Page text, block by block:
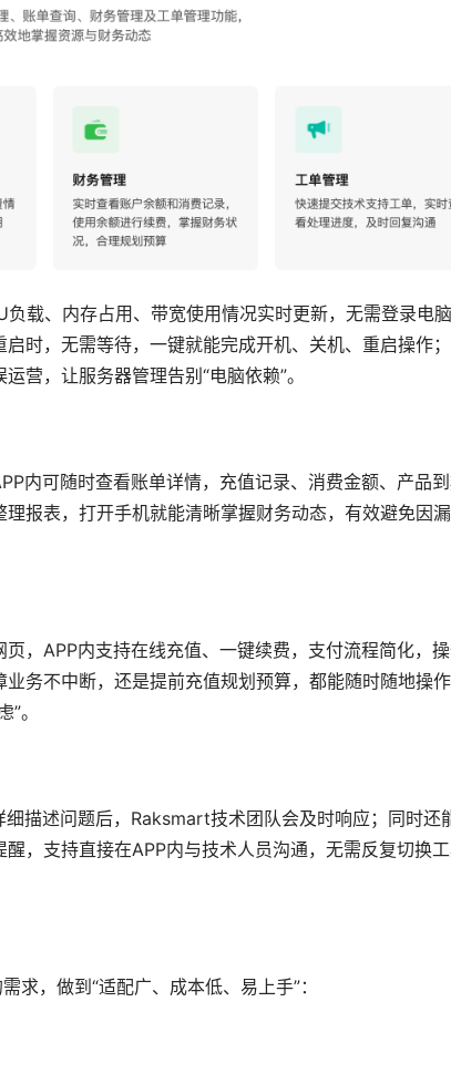
载、内存占用、带宽使用情况实时更新，无需登录电
时，无需等待，一键就能完成开机、关机、重启操作
营，让服务器管理告别“电脑依赖”。
内可随时查看账单详情，充值记录、消费金额、产品
报表，打开手机就能清晰掌握财务动态，有效避免因
，APP内支持在线充值、一键续费，支付流程简化，
务不中断，还是提前充值规划预算，都能随时随地操
。
描述问题后，Raksmart技术团队会及时响应；同时还
，支持直接在APP内与技术人员沟通，无需反复切换工
，做到“适配广、成本低、易上手”：